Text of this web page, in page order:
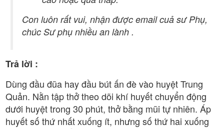
Con luôn rất vui, nhận được email cuả sư Phụ,
chúc Sư phụ nhiều an lành .
Trả lời :
Dùng đầu đũa hay đầu bút ấn đè vào huyệt Trung
Quản. Nằn tập thở theo dõi khí huyết chuyển động
dưới huyệt trong 30 phút, thở bằng mũi tự nhiên. Áp
huyết số thứ nhất xuống ít, nhưng số thứ hai xuống